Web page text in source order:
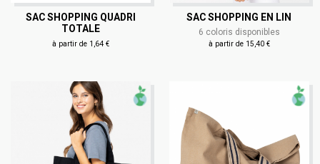
SAC SHOPPING QUADRI
TOTALE
à partir de 1,64 €
SAC SHOPPING EN LIN
6 coloris disponibles
à partir de 15,40 €